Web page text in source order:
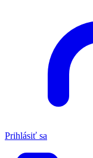
Prihlásiť sa